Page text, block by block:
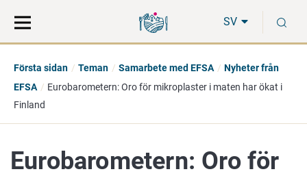
direkt
till
på
hela
SV
Första sidan Teman Samarbete med EFSA
Nyheter från
EFSA
Eurobarometern: Oro för mikroplaster i maten har ökat i
Finland
Eurobarometern: Oro för